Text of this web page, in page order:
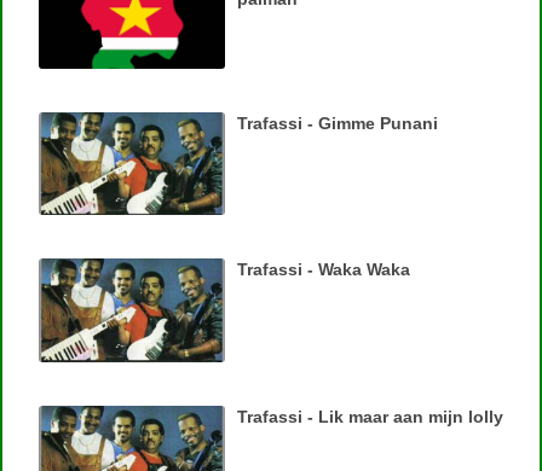
Trafassi - Gimme Punani
Trafassi - Waka Waka
Trafassi - Lik maar aan mijn lolly